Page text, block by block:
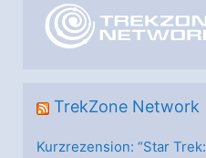
e TrekZone Network
Kurzrezension: “Star Trek: